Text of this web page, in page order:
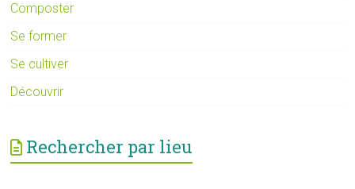
Composter
Se former
Se cultiver
Découvrir
Rechercher par lieu